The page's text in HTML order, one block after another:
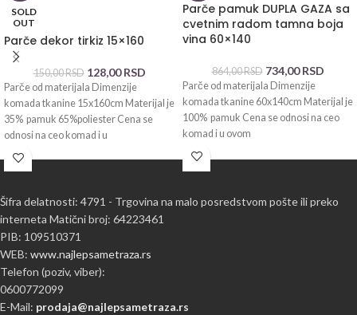
SOLD
OUT
Parče dekor tirkiz 15×160
150,00RSD 128,00RSD
Parče od materijala Dimenzije
komada tkanine 15x160cm Materijal je
35% pamuk 65%poliester Cena se
odnosi na ceo komad i u
Parče pamuk DUPLA GAZA sa
cvetnim radom tamna boja
vina 60×140
864,00RSD 734,00RSD
Parče od materijala Dimenzije
komada tkanine 60x140cm Materijal je
100% pamuk Cena se odnosi na ceo
komad i u ovom
Šifra delatnosti: 4791 - Trgovina na malo posredstvom pošte ili preko
interneta Matični broj: 64223461
PIB: 109510371
WEB: www.najlepsametraza.rs
Telefon (poziv, viber):
0600772099
E-Mail: prodaja@najlepsametraza.rs